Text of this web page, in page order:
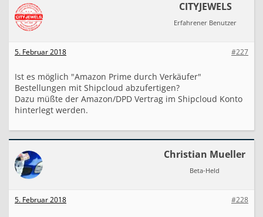
CITYJEWELS
Erfahrener Benutzer
#227
5. Februar 2018
Ist es möglich "Amazon Prime durch Verkäufer"
Bestellungen mit Shipcloud abzufertigen?
Dazu müßte der Amazon/DPD Vertrag im Shipcloud Konto
hinterlegt werden.
Christian Mueller
Beta-Held
#228
5. Februar 2018